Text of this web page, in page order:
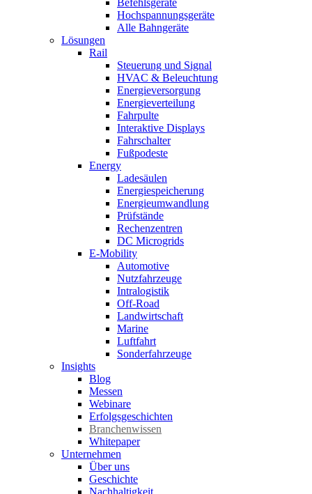
Befehlsgeräte
Hochspannungsgeräte
Alle Bahngeräte
Lösungen
Rail
Steuerung und Signal
HVAC & Beleuchtung
Energieversorgung
Energieverteilung
Fahrpulte
Interaktive Displays
Fahrschalter
Fußpodeste
Energy
Ladesäulen
Energiespeicherung
Energieumwandlung
Prüfstände
Rechenzentren
DC Microgrids
E-Mobility
Automotive
Nutzfahrzeuge
Intralogistik
Off-Road
Landwirtschaft
Marine
Luftfahrt
Sonderfahrzeuge
Insights
Blog
Messen
Webinare
Erfolgsgeschichten
Branchenwissen
Whitepaper
Unternehmen
Über uns
Geschichte
Nachhaltigkeit